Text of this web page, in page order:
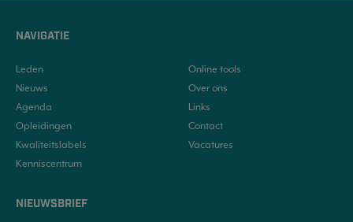
NAVIGATIE
Leden
Nieuws
Agenda
Opleidingen
Kwaliteitslabels
Kenniscentrum
Online tools
Over ons
Links
Contact
Vacatures
NIEUWSBRIEF